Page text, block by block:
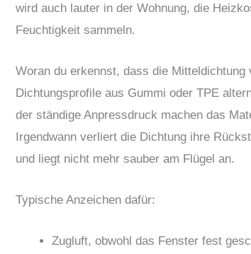
wird auch lauter in der Wohnung, die
Feuchtigkeit sammeln.
Woran du erkennst, dass die
Dichtungsprofile aus Gummi oder TPE
der ständige Anpressdruck machen das
Irgendwann verliert die Dichtung ihre
und liegt nicht mehr sauber am Flügel an.
Typische Anzeichen dafür:
Zugluft, obwohl das Fenster fest